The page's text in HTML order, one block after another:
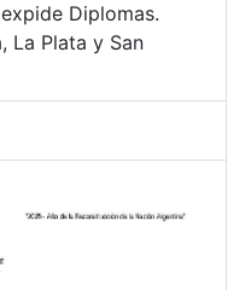
Diplomas.
La Plata y San